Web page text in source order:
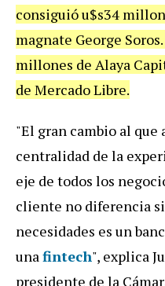
consiguió u$s34
magnate George
millones de Alaya
de Mercado Libre.
"El gran cambio al que
centralidad de la
eje de todos los
cliente no diferencia
necesidades es un
unafintech", explica
presidente de la